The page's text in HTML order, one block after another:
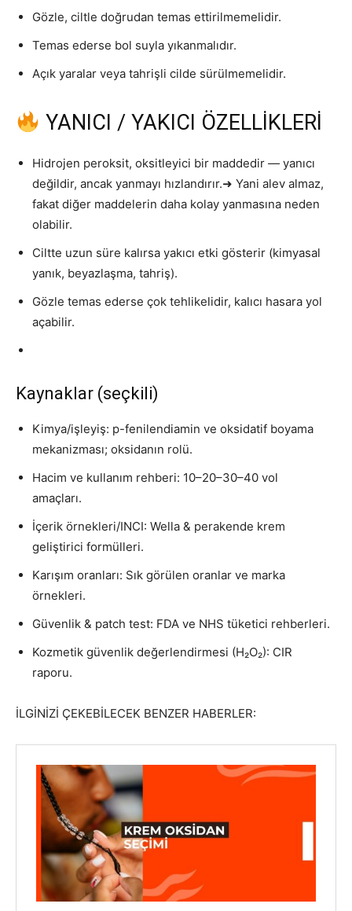
Gözle, ciltle doğrudan temas ettirilmemelidir.
Temas ederse bol suyla yıkanmalıdır.
Açık yaralar veya tahrişli cilde sürülmemelidir.
YANICI / YAKICI ÖZELLİKLERİ
Hidrojen peroksit, oksitleyici bir maddedir — yanıcı
değildir, ancak yanmayı hızlandırır.➜ Yani alev almaz,
fakat diğer maddelerin daha kolay yanmasına neden
olabilir.
Ciltte uzun süre kalırsa yakıcı etki gösterir (kimyasal
yanık, beyazlaşma, tahriş).
Gözle temas ederse çok tehlikelidir, kalıcı hasara yol
açabilir.
Kaynaklar (seçkili)
Kimya/işleyiş: p-fenilendiamin ve oksidatif boyama
mekanizması; oksidanın rolü.
Hacim ve kullanım rehberi: 10–20–30–40 vol
amaçları.
İçerik örnekleri/INCI: Wella & perakende krem
geliştirici formülleri.
Karışım oranları: Sık görülen oranlar ve marka
örnekleri.
Güvenlik & patch test: FDA ve NHS tüketici rehberleri.
Kozmetik güvenlik değerlendirmesi (H₂O₂): CIR
raporu.
İLGİNİZİ ÇEKEBİLECEK BENZER HABERLER: